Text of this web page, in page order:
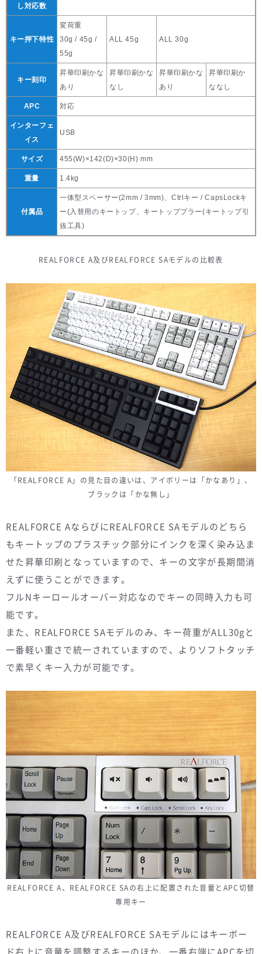
し対応数
キー押下特性
変荷重
30g / 45g /
55g
ALL 45g ALL 30g
キー刻印
昇華印刷かな
あり
昇華印刷かな
なし
昇華印刷かな
あり
昇華印刷か
ななし
APC 対応
インターフェ
イス
USB
サイズ 455(W)×142(D)×30(H) mm
重量 1.4kg
付属品
一体型スペーサー(2mm / 3mm)、Ctrlキー / CapsLockキ
ー(入替用のキートップ、キートッププラー(キートップ引
抜工具)
REALFORCE A及びREALFORCE SAモデルの比較表
「REALFORCE A」の見た目の違いは、アイボリーは「かなあり」、
ブラックは「かな無し」
REALFORCE AならびにREALFORCE SAモデルのどちら
もキートップのプラスチック部分にインクを深く染み込ま
せた昇華印刷となっていますので、キーの文字が長期間消
えずに使うことができます。
フルNキーロールオーバー対応なのでキーの同時入力も可
能です。
また、REALFORCE SAモデルのみ、キー荷重がALL30gと
一番軽い重さで統一されていますので、よりソフトタッチ
で素早くキー入力が可能です。
REALFORCE A、REALFORCE SAの右上に配置された音量とAPC切替
専用キー
REALFORCE A及びREALFORCE SAモデルにはキーボー